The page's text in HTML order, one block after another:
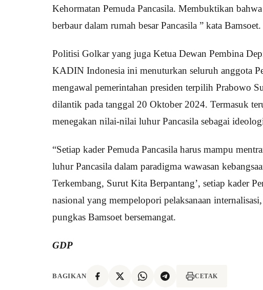
Kehormatan Pemuda Pancasila. Membuktikan
berbaur dalam rumah besar Pancasila ” kata Bamsoet.
Politisi Golkar yang juga Ketua Dewan Pembina
KADIN Indonesia ini menuturkan seluruh anggota
mengawal pemerintahan presiden terpilih Prabowo
dilantik pada tanggal 20 Oktober 2024. Termasuk
menegakan nilai-nilai luhur Pancasila sebagai
“Setiap kader Pemuda Pancasila harus mampu
luhur Pancasila dalam paradigma wawasan
Terkembang, Surut Kita Berpantang’, setiap kader
nasional yang mempelopori pelaksanaan
pungkas Bamsoet bersemangat.
GDP
BAGIKAN CETAK